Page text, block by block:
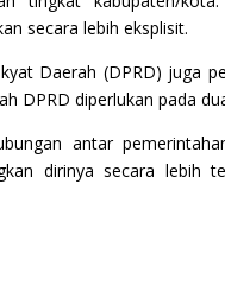
secara lebih eksplisit.
Daerah (DPRD) juga
DPRD diperlukan pada
antar
dirinya secara lebih